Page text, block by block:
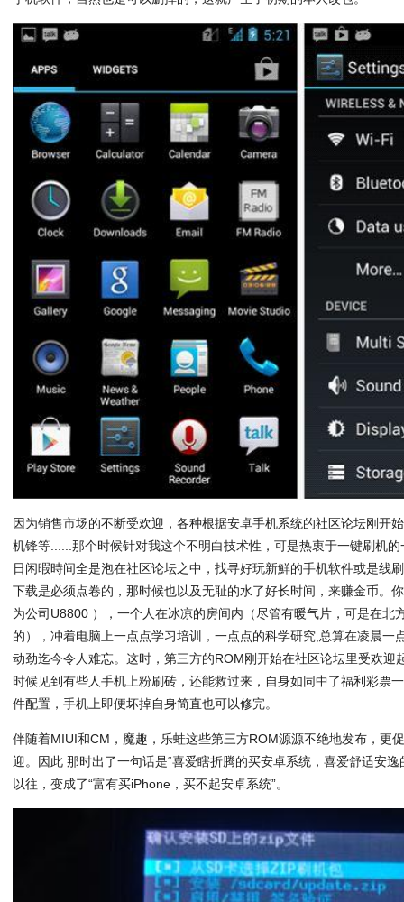
因为销售市场的不断受欢迎，各种根据安卓手机系统的社区论坛刚开
机锋等......那个时候针对我这个不明白技术性，可是热衷于一键刷机
日闲暇時间全是泡在社区论坛之中，找寻好玩新鮮的手机软件或是线
下载是必须点卷的，那时候也以及无耻的水了好长时间，来赚金币。
为公司U8800 ），一个人在冰凉的房间内（尽管有暖气片，可是在北
的），冲着电脑上一点点学习培训，一点点的科学研究,总算在凌晨一
动劲迄今令人难忘。这时，第三方的ROM刚开始在社区论坛里受欢迎
时候见到有些人手机上粉刷砖，还能救过来，自身如同中了福利彩票
件配置，手机上即便坏掉自身简直也可以修完。
伴随着MIUI和CM，魔趣，乐蛙这些第三方ROM源源不绝地发布，更
迎。因此 那时出了一句话是“喜爱瞎折腾的买安卓系统，喜爱舒适安
以往，变成了“富有买iPhone，买不起安卓系统”。